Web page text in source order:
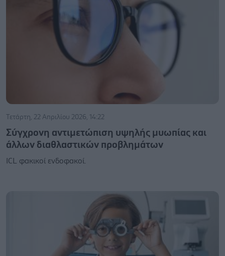
Τετάρτη, 22 Απριλίου 2026, 14:22
Σύγχρονη αντιμετώπιση υψηλής μυωπίας και
άλλων διαθλαστικών προβλημάτων
ICL φακικοί ενδοφακοί.